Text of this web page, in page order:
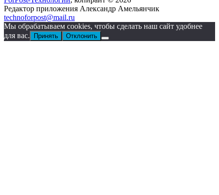
Редактор приложения Александр Амельянчик
technoforpost@mail.ru
Мы обрабатываем cookies, чтобы сделать наш сайт удобнее
для вас.
Принять Отклонить